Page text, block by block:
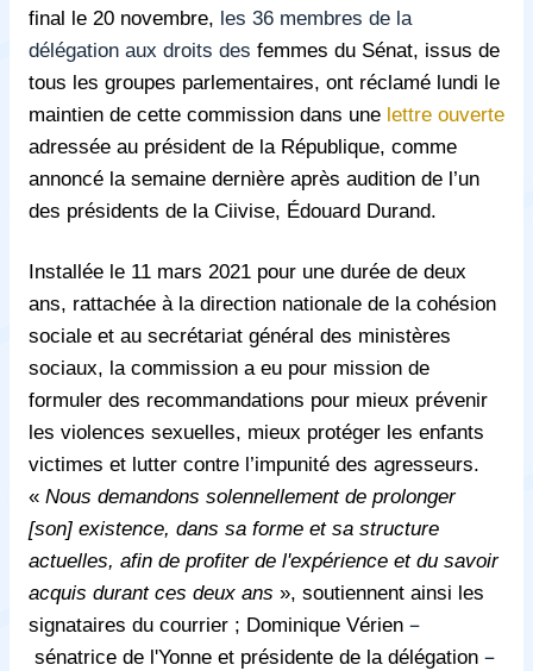
final le 20 novembre, les 36 membres de la
délégation aux droits des femmes du Sénat, issus de
tous les groupes parlementaires, ont réclamé lundi le
maintien de cette commission dans une lettre ouverte
adressée au président de la République, comme
annoncé la semaine dernière après audition de l’un
des présidents de la Ciivise, Édouard Durand.
Installée le 11 mars 2021 pour une durée de deux
ans, rattachée à la direction nationale de la cohésion
sociale et au secrétariat général des ministères
sociaux, la commission a eu pour mission de
formuler des recommandations pour mieux prévenir
les violences sexuelles, mieux protéger les enfants
victimes et lutter contre l’impunité des agresseurs.
« Nous demandons solennellement de prolonger
[son] existence, dans sa forme et sa structure
actuelles, afin de profiter de l'expérience et du savoir
acquis durant ces deux ans », soutiennent ainsi les
signataires du courrier ; Dominique Vérien –
sénatrice de l'Yonne et présidente de la délégation –